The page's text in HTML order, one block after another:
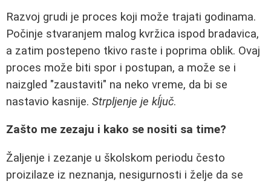
Razvoj grudi je proces koji može trajati godinama.
Počinje stvaranjem malog kvržica ispod bradavica,
a zatim postepeno tkivo raste i poprima oblik. Ovaj
proces može biti spor i postupan, a može se i
naizgled "zaustaviti" na neko vreme, da bi se
nastavio kasnije. Strpljenje je kĺjuč.
Zašto me zezaju i kako se nositi sa time?
Žaljenje i zezanje u školskom periodu često
proizilaze iz neznanja, nesigurnosti i želje da se